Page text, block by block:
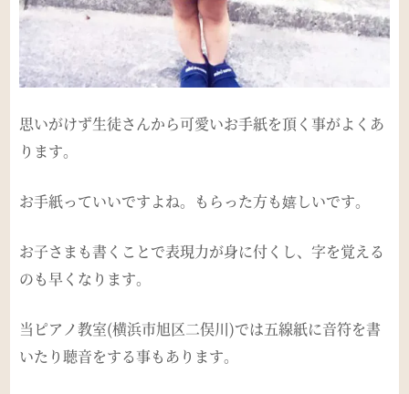
思いがけず生徒さんから可愛いお手紙を頂く事がよくあ
ります。
お手紙っていいですよね。もらった方も嬉しいです。
お子さまも書くことで表現力が身に付くし、字を覚える
のも早くなります。
当ピアノ教室(横浜市旭区二俣川)では五線紙に音符を書
いたり聴音をする事もあります。